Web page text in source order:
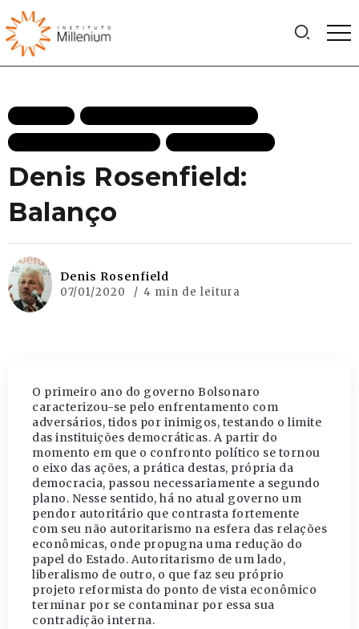
Denis Rosenfield:
Balanço
Denis Rosenfield
07/01/2020 4 min de leitura
O primeiro ano do governo Bolsonaro
caracterizou-se pelo enfrentamento com
adversários, tidos por inimigos, testando o limite
das instituições democráticas. A partir do
momento em que o confronto político se tornou
o eixo das ações, a prática destas, própria da
democracia, passou necessariamente a segundo
plano. Nesse sentido, há no atual governo um
pendor autoritário que contrasta fortemente
com seu não autoritarismo na esfera das relações
econômicas, onde propugna uma redução do
papel do Estado. Autoritarismo de um lado,
liberalismo de outro, o que faz seu próprio
projeto reformista do ponto de vista econômico
terminar por se contaminar por essa sua
contradição interna.